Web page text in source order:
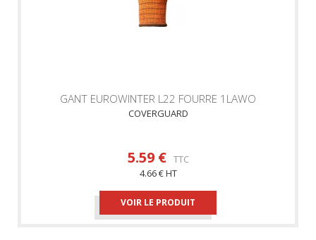
GANT EUROWINTER L22 FOURRE 1LAWO
COVERGUARD
5.59 € TTC
4.66 € HT
VOIR LE PRODUIT